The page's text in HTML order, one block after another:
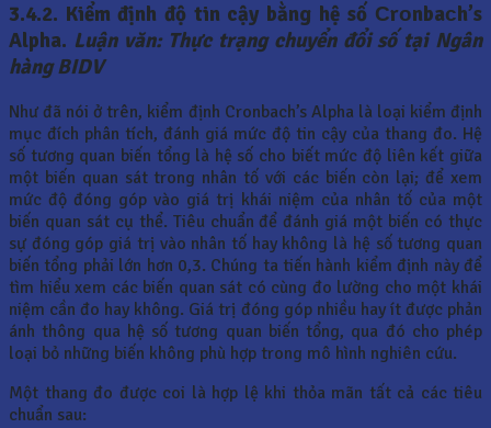
3.4.2. Kiểm định độ tin cậy bằng hệ số Сrоnbaсh’s
Alpha. Luận văn: Thực trạng chuyển đổi số tại Ngân
hàng BIDV
Như đã nói ở trên, kiểm định Cronbach’s Alpha là loại kiểm định
mục đích phân tích, đánh giá mức độ tin cậy của thang đo. Hệ
số tương quan biến tổng là hệ số cho biết mức độ liên kết giữa
một biến quan sát trong nhân tố với các biến còn lại; để xem
mức độ đóng góp vào giá trị khái niệm của nhân tố của một
biến quan sát cụ thể. Tiêu chuẩn để đánh giá một biến có thực
sự đóng góp giá trị vào nhân tố hay không là hệ số tương quan
biến tổng phải lớn hơn 0,3. Chúng ta tiến hành kiểm định này để
tìm hiểu xem các biến quan sát có cùng đo lường cho một khái
niệm cần đo hay không. Giá trị đóng góp nhiều hay ít được phản
ánh thông qua hệ số tương quan biến tổng, qua đó cho phép
loại bỏ những biến không phù hợp trong mô hình nghiên cứu.
Một thang đo được coi là hợp lệ khi thỏa mãn tất cả các tiêu
chuẩn sau: